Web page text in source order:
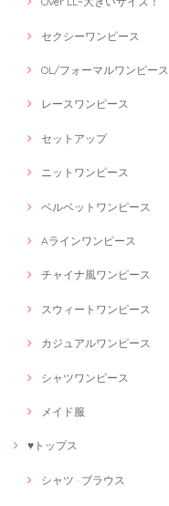
セクシーワンピース
OL/フォーマルワンピース
レースワンピース
セットアップ
ニットワンピース
ベルベットワンピース
Aラインワンピース
チャイナ風ワンピース
スウィートワンピース
カジュアルワンピース
シャツワンピース
メイド服
♥トップス
シャツ · ブラウス